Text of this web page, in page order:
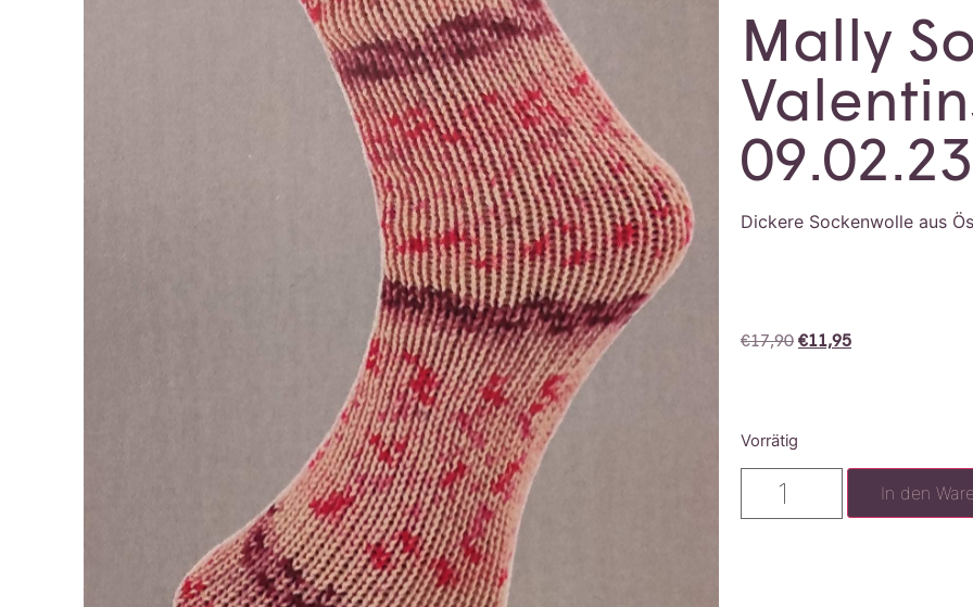
Mally
09.02.23
Dickere Sockenwolle aus
€17,90 €11,95
Vorrätig
In den